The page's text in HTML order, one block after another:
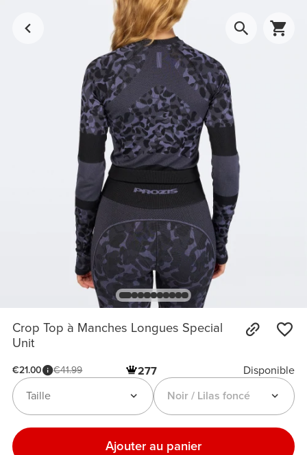
Crop Top à Manches Longues Special
Unit
€21.00 €41.99 277
Disponible
Noir / Lilas foncé
Taille
Ajouter au panier